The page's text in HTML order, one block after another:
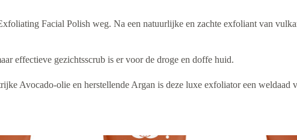
Facial Polish weg. Na een natuurlijke en zachte exfoliant van
effectieve gezichtsscrub is er voor de droge en doffe huid.
Avocado-olie en herstellende Argan is deze luxe exfoliator een weldaad